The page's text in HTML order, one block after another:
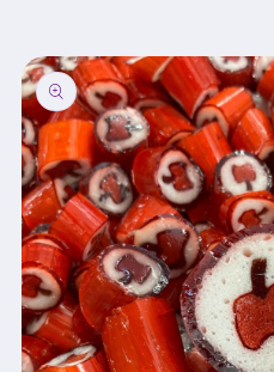
directamente
a la
información
del producto